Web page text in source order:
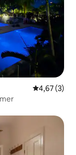
4,67 (3)